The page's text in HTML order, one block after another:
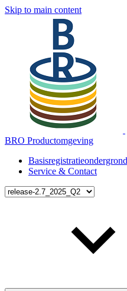
Skip to main content
BRO Productomgeving
Service & Contact